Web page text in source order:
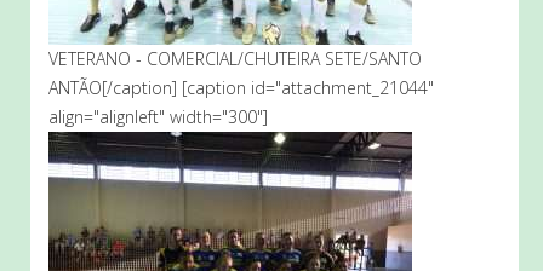
VETERANO - COMERCIAL/CHUTEIRA SETE/SANTO
ANTÃO[/caption] [caption id="attachment_21044"
align="alignleft" width="300"]